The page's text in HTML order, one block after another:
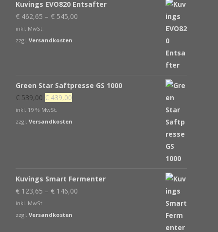
Kuvings EVO820 Entsafter
€ 462,65 – € 545,00
inkl. MwSt.
zzgl. Versandkosten
Green Star Saftpresse GS 1000
€539,00 Ursprünglicher
Preis
war:
€ 439,00
ist:
inkl. 19 % MwSt.
zzgl. Versandkosten
Kuvings Smart Fermenter
€ 123,65 – € 146,00
inkl. MwSt.
zzgl. Versandkosten